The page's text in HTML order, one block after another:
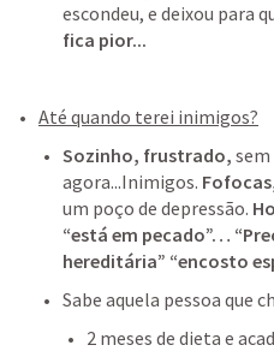
escondeu, e deixou para
fica pior...
Até quando terei inimigos?
Sozinho, frustrado, sem
agora...Inimigos.
um poço de depressão.
“está em pecado”…
hereditária” “encosto
Sabe aquela pessoa que
2 meses de dieta e